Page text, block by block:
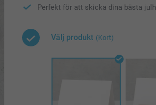
Perfekt för att skicka dina bästa
Välj produkt (Kort)